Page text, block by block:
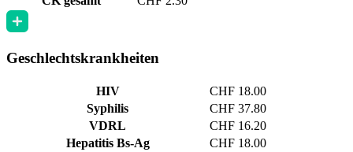
Geschlechtskrankheiten
HIV
CHF 18.00
Syphilis
CHF 37.80
VDRL
CHF 16.20
Hepatitis Bs-Ag
CHF 18.00